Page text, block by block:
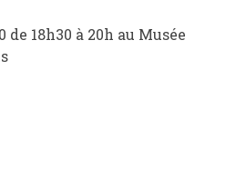
18h30 à 20h au Musée